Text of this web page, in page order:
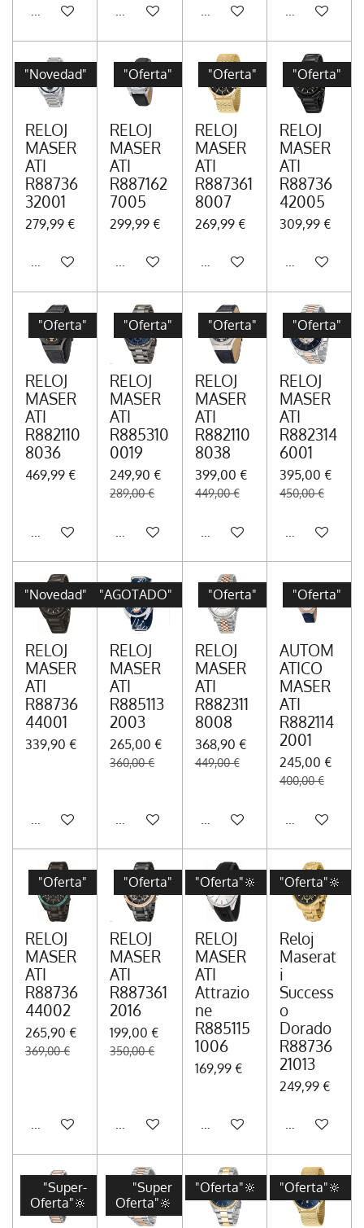
Añadir al carritoAñadir al carritoAñadir al carritoAvisarme
"Novedad"
RELOJ
MASER
ATI
R88736
32001
279,99 €
Añadir al carrito
"Oferta"
RELOJ
MASER
ATI
R887162
7005
299,99 €
Añadir al carrito
"Oferta"
RELOJ
MASER
ATI
R887361
8007
269,99 €
Avisarme cuando esté
"Oferta"
RELOJ
MASER
ATI
R88736
42005
309,99 €
Añadir al
"Oferta"
RELOJ
MASER
ATI
R882110
8036
469,99 €
Añadir al carrito
"Oferta"
RELOJ
MASER
ATI
R885310
0019
249,90 €
289,00 €
Añadir al carrito
"Oferta"
RELOJ
MASER
ATI
R882110
8038
399,00 €
449,00 €
Añadir al carrito
"Oferta"
RELOJ
MASER
ATI
R882314
6001
395,00 €
450,00 €
Añadir al
"Novedad"
RELOJ
MASER
ATI
R88736
44001
339,90 €
Añadir al carrito
"AGOTADO"
RELOJ
MASER
ATI
R885113
2003
265,00 €
360,00 €
Avisarme cuando esté disponible
"Oferta"
RELOJ
MASER
ATI
R882311
8008
368,90 €
449,00 €
Añadir al carrito
"Oferta"
AUTOM
ATICO
MASER
ATI
R882114
2001
245,00 €
400,00 €
Añadir al
"Oferta"
RELOJ
MASER
ATI
R88736
44002
265,90 €
369,00 €
Añadir al carrito
"Oferta"
RELOJ
MASER
ATI
R887361
2016
199,00 €
350,00 €
Añadir al carrito
"Oferta"🔆
RELOJ
MASER
ATI
Attrazio
ne
R885115
1006
169,99 €
Añadir al carrito
"Oferta"🔆
Reloj
Maserat
i
Success
o
Dorado
R88736
21013
249,99 €
Añadir al
"Super-
Oferta"🔆
"Super
Oferta"🔆
"Oferta"🔆 "Oferta"🔆